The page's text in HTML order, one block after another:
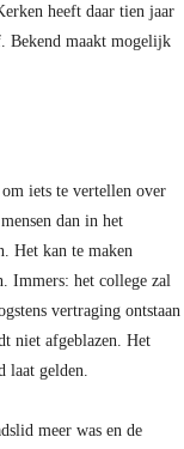
heeft daar tien jaar
Bekend maakt mogelijk
iets te vertellen over
dan in het
Het kan te maken
Immers: het college zal
vertraging ontstaan
niet afgeblazen. Het
laat gelden.
meer was en de